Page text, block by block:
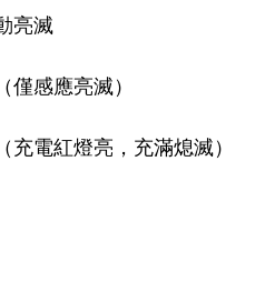
亮滅
感應亮滅）
電紅燈亮，充滿熄滅）